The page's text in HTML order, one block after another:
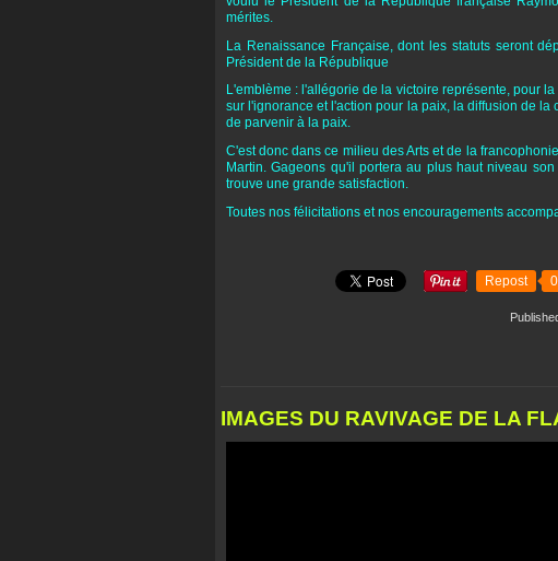
mérites.
La Renaissance Française, dont les statuts seront
Président de la République
L'emblème : l'allégorie de la victoire représente, pour
sur l'ignorance et l'action pour la paix, la diffusion de
de parvenir à la paix.
C'est donc dans ce milieu des Arts et de la
Martin. Gageons qu'il portera au plus haut niveau
trouve une grande satisfaction.
Toutes nos félicitations et nos encouragements
Repost 0
IMAGES DU RAVIVAGE DE LA